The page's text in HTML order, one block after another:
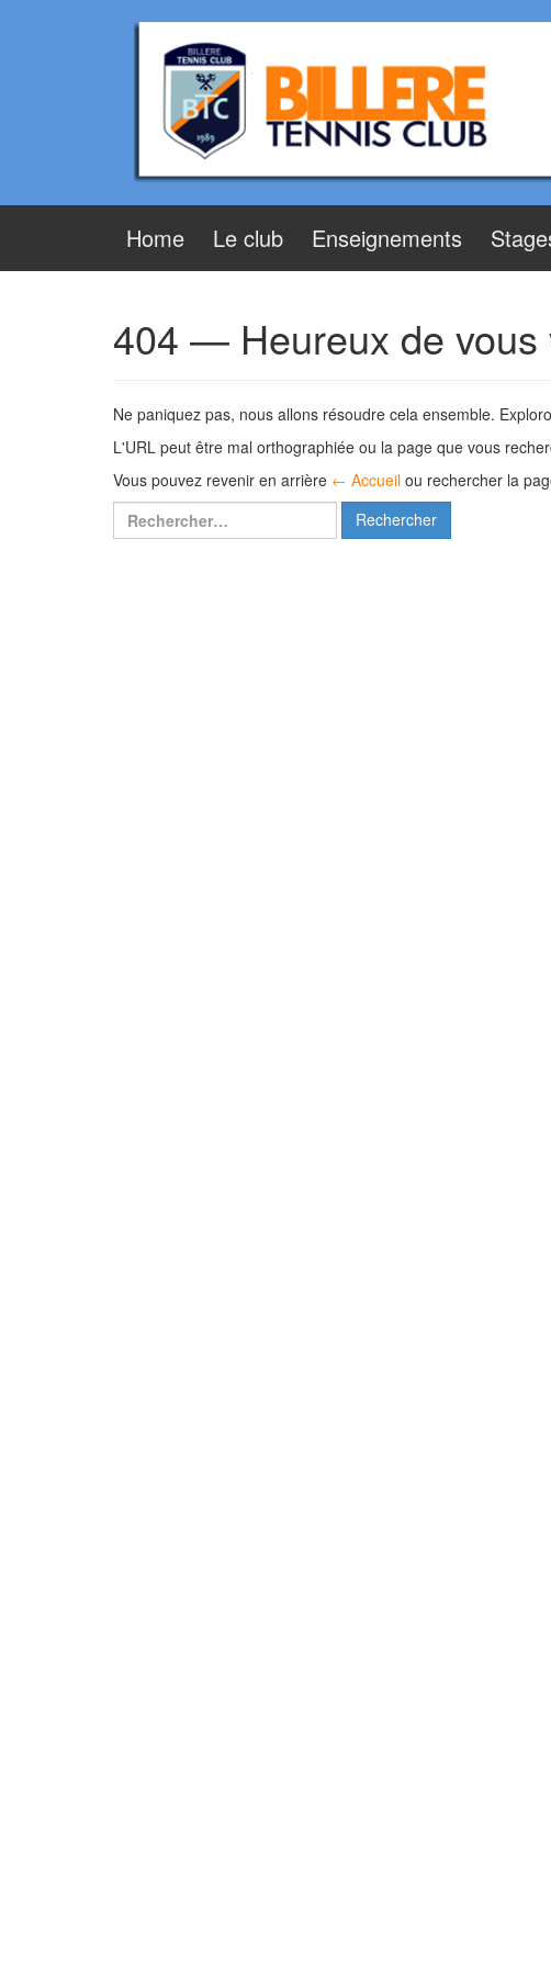
Home Le club Enseignements
404 — Heureux de vous
Ne paniquez pas, nous allons résoudre cela ensemble.
L'URL peut être mal orthographiée ou la page que vous
Vous pouvez revenir en arrière ← Accueil ou rechercher la
Rechercher :